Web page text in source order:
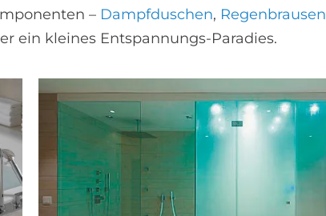
– Dampfduschen, Regenbrausen
ein kleines Entspannungs-Paradies.